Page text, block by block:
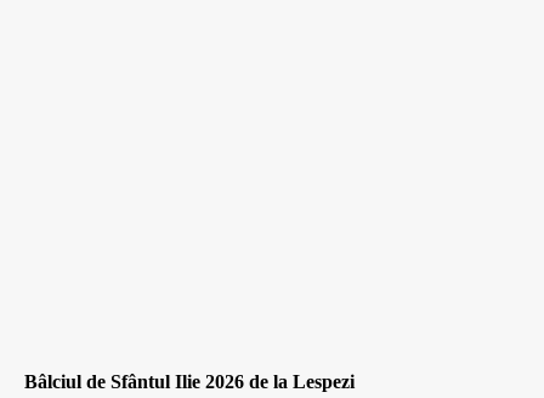
Bâlciul de Sfântul Ilie 2026 de la Lespezi